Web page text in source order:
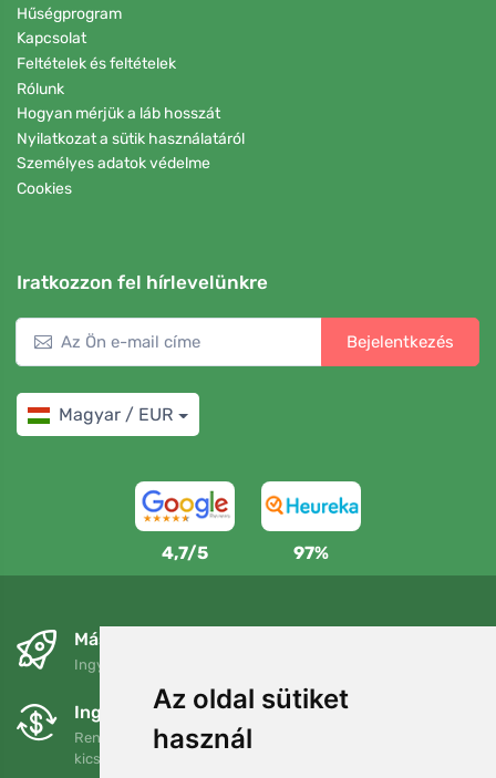
Az oldal sütiket
használ
Hűségprogram
Kapcsolat
Feltételek és feltételek
Rólunk
Hogyan mérjük a láb hosszát
Nyilatkozat a sütik használatáról
Személyes adatok védelme
Cookies
Iratkozzon fel hírlevelünkre
Bejelentkezés
Magyar / EUR
4,7/5 97%
Másnapra és ingyenesen
Ingyenes szállítás a következő összeg felett: 80 EUR
Ingyenes csere és visszaküldés
Rendelését 90 napon belül bármikor visszaküldheti vagy
kicserélheti.